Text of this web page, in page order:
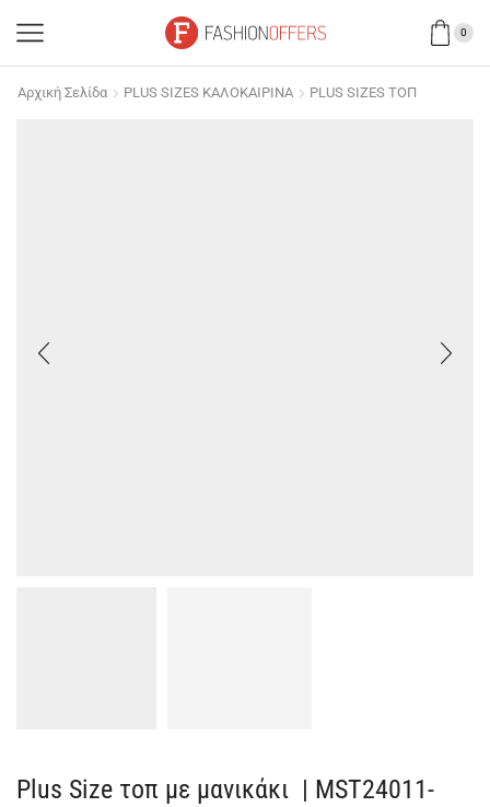
0
Αρχική Σελίδα PLUS SIZES ΚΑΛΟΚΑΙΡΙΝΑ PLUS SIZES ΤΟΠ
Plus Size τοπ με μανικάκι | MST24011-